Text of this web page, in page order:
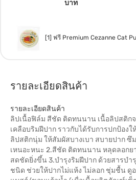
บาท
[1] ฟรี Premium Cezanne Cat
รายละเอียดสินค้า
รายละเอียดสินค้า
ลิปเนื้อฟิล์ม สีชัด ติดทนนาน เนื้อลิปสติก
เคลือบริมฝีปาก ราวกับได้รับการปกป้อง
ลิปสติกนุ่ม ให้สัมผัสบางเบา สบายปาก ซึ
เหนอะหนะ 2.สีชัด ติดทนนาน หลุดลอกย
สดชัดยิ่งขึ้น 3.บำรุงริมฝีปาก ด้วยสารบำรุ
ชนิด ช่วยให้ปากไม่แห้ง ไม่ลอก ชุ่มชื้น ดู